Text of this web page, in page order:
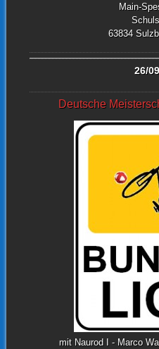
Main-
63834
26/
Deutsche
mit Naurod I - Marco